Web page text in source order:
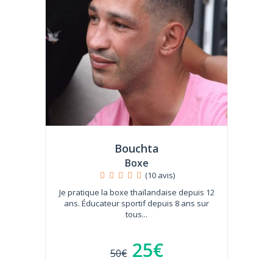
Bouchta
Boxe
(10 avis)
Je pratique la boxe thaïlandaise depuis 12
ans. Éducateur sportif depuis 8 ans sur
tous...
50€ 25€